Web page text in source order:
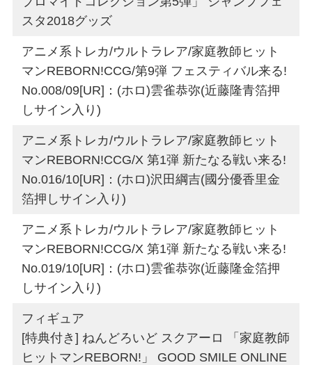
スタ2018グッズ
アニメ系トレカ/ウルトラレア/家庭教師ヒット
マンREBORN!CCG/第9弾 フェスティバル来る!
No.008/09[UR]：(ホロ)雲雀恭弥(近藤隆青箔押
しサイン入り)
アニメ系トレカ/ウルトラレア/家庭教師ヒット
マンREBORN!CCG/X 第1弾 新たなる戦い来る!
No.016/10[UR]：(ホロ)沢田綱吉(國分優香里金
箔押しサイン入り)
アニメ系トレカ/ウルトラレア/家庭教師ヒット
マンREBORN!CCG/X 第1弾 新たなる戦い来る!
No.019/10[UR]：(ホロ)雲雀恭弥(近藤隆金箔押
しサイン入り)
フィギュア
[特典付き] ねんどろいど スクアーロ 「家庭教師
ヒットマンREBORN!」 GOOD SMILE ONLINE